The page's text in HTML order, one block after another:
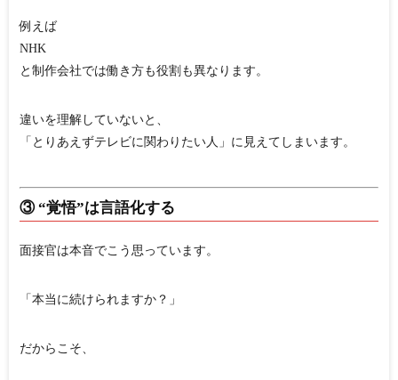
例えば
NHK
と制作会社では働き方も役割も異なります。
違いを理解していないと、
「とりあえずテレビに関わりたい人」に見えてしまいます。
③ “覚悟”は言語化する
面接官は本音でこう思っています。
「本当に続けられますか？」
だからこそ、